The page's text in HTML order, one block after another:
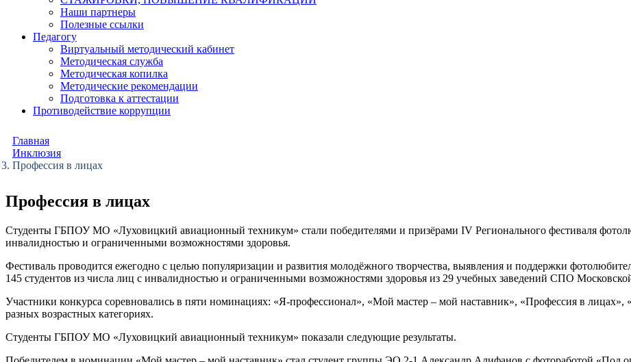
Наши партнеры
Полезные ссылки
Педагогу
Виртуальный методический кабинет
Методическая служба
Методическая копилка
Методические рекомендации
Подготовка к аттестации
Противодействие коррупции
Главная
Инклюзия
Профессия в лицах
Профессия в лицах
Студенты ГБПОУ МО «Луховицкий авиационный техникум» стали победителями и призёрами IV Регионального фестиваля
инвалидностью и ограниченными возможностями здоровья.
Фестиваль проводится ежегодно с целью популяризации и развития молодёжного творчества, выявления и поддержки
145 студентов из числа лиц с инвалидностью и ограниченными возможностями здоровья из 29 учебных заведений СПО
Участники конкурса соревновались в пяти номинациях: «Я-профессионал», «Мой мастер – мой наставник», «Профессия в лицах»,
разных возрастных категориях.
Студенты ГБПОУ МО «Луховицкий авиационный техникум» показали следующие результаты.